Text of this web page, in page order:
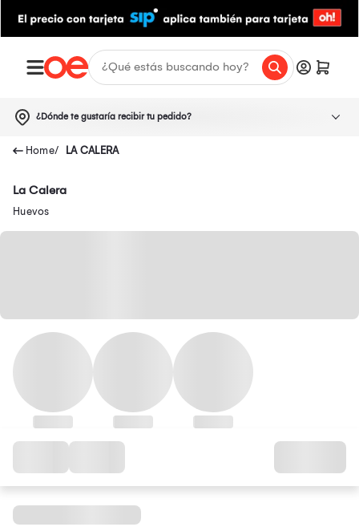
¿Dónde te gustaría recibir tu pedido?
LA CALERA
La Calera
Huevos